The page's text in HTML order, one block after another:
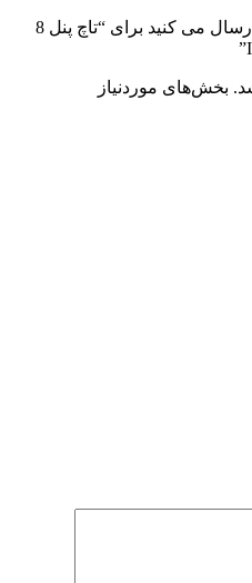
اولین نفری باشید که دیدگاهی را ارسال می کنید برای “تاچ پنل 8
بخش‌های موردنیاز